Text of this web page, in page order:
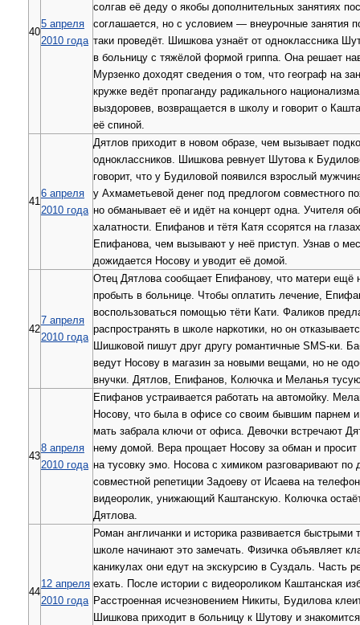
40
5 апреля
2010 года
солгав её деду о якобы дополнительных занятиях
соглашается, но с условием — внеурочные занятия
таки проведёт. Шишкова узнаёт от одноклассника
в больницу с тяжёлой формой гриппа. Она решает
Мурзенко доходят сведения о том, что географ на
кружке ведёт пропаганду радикального
выздоровев, возвращается в школу и говорит о
её спиной.
41
6 апреля
2010 года
Дятлов приходит в новом образе, чем вызывает
одноклассников. Шишкова ревнует Шутова к
говорит, что у Будиловой появился взрослый
у Ахмаметьевой денег под предлогом совместного
но обманывает её и идёт на концерт одна. Учителя
халатности. Епифанов и тётя Катя ссорятся на
Епифанова, чем вызывают у неё приступ. Узнав о
дожидается Носову и уводит её домой.
42
7 апреля
2010 года
Отец Дятлова сообщает Епифанову, что матери ещё
пробыть в больнице. Чтобы оплатить лечение,
воспользоваться помощью тёти Кати. Фаликов
распространять в школе наркотики, но он
Шишковой пишут друг другу романтичные SMS-ки.
ведут Носову в магазин за новыми вещами, но не
внучки. Дятлов, Епифанов, Колючка и Меланья
43
8 апреля
2010 года
Епифанов устраивается работать на автомойку.
Носову, что была в офисе со своим бывшим парнем
мать забрала ключи от офиса. Девочки встречают
нему домой. Вера прощает Носову за обман и просит
на тусовку эмо. Носова с химиком разговаривают
совместной репетиции Задоеву от Исаева на
видеоролик, унижающий Каштанскую. Колючка
Дятлова.
44
12 апреля
2010 года
Роман англичанки и историка развивается быстрыми
школе начинают это замечать. Физичка объявляет
каникулах они едут на экскурсию в Суздаль. Часть
ехать. После истории с видеороликом Каштанская
Расстроенная исчезновением Никиты, Будилова
Шишкова приходит в больницу к Шутову и